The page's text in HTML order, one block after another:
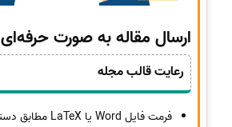
ارسال مقاله به صورت حرفه‌ای
رعایت قالب مجله
فرمت فایل Word یا LaTeX مطابق دستورالعمل